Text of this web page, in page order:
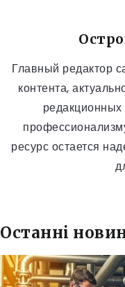
Главный редактор
контента,
ресурс остается
Останні